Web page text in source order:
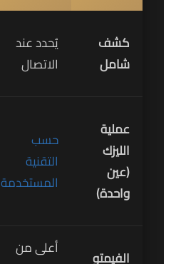
كشف
شامل
يُحدد عند
الاتصال
عملية
الليزك
(عين
واحدة)
حسب
التقنية
المستخدمة
الفيمتو
أعلى من